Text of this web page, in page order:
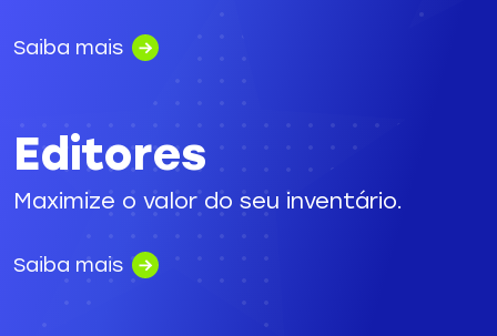
Saiba mais
Editores
Maximize o valor do seu inventário.
Saiba mais